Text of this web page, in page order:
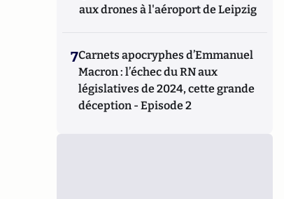
aux drones à l'aéroport de Leipzig
7Carnets apocryphes d’Emmanuel
Macron : l’échec du RN aux
législatives de 2024, cette grande
déception - Episode 2